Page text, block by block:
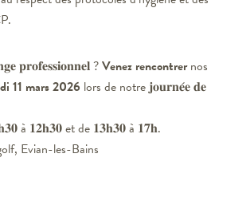
𝐩𝐫𝐨𝐟𝐞𝐬𝐬𝐢𝐨𝐧𝐧𝐞𝐥 ?Venez rencontrernos
11 mars 2026 lors de notre 𝐣𝐨𝐮𝐫𝐧𝐞́𝐞 𝐝𝐞
à 𝟏𝟐𝐡𝟑𝟎 et de 𝟏𝟑𝐡𝟑𝟎 à 𝟏𝟕𝐡.
Evian-les-Bains